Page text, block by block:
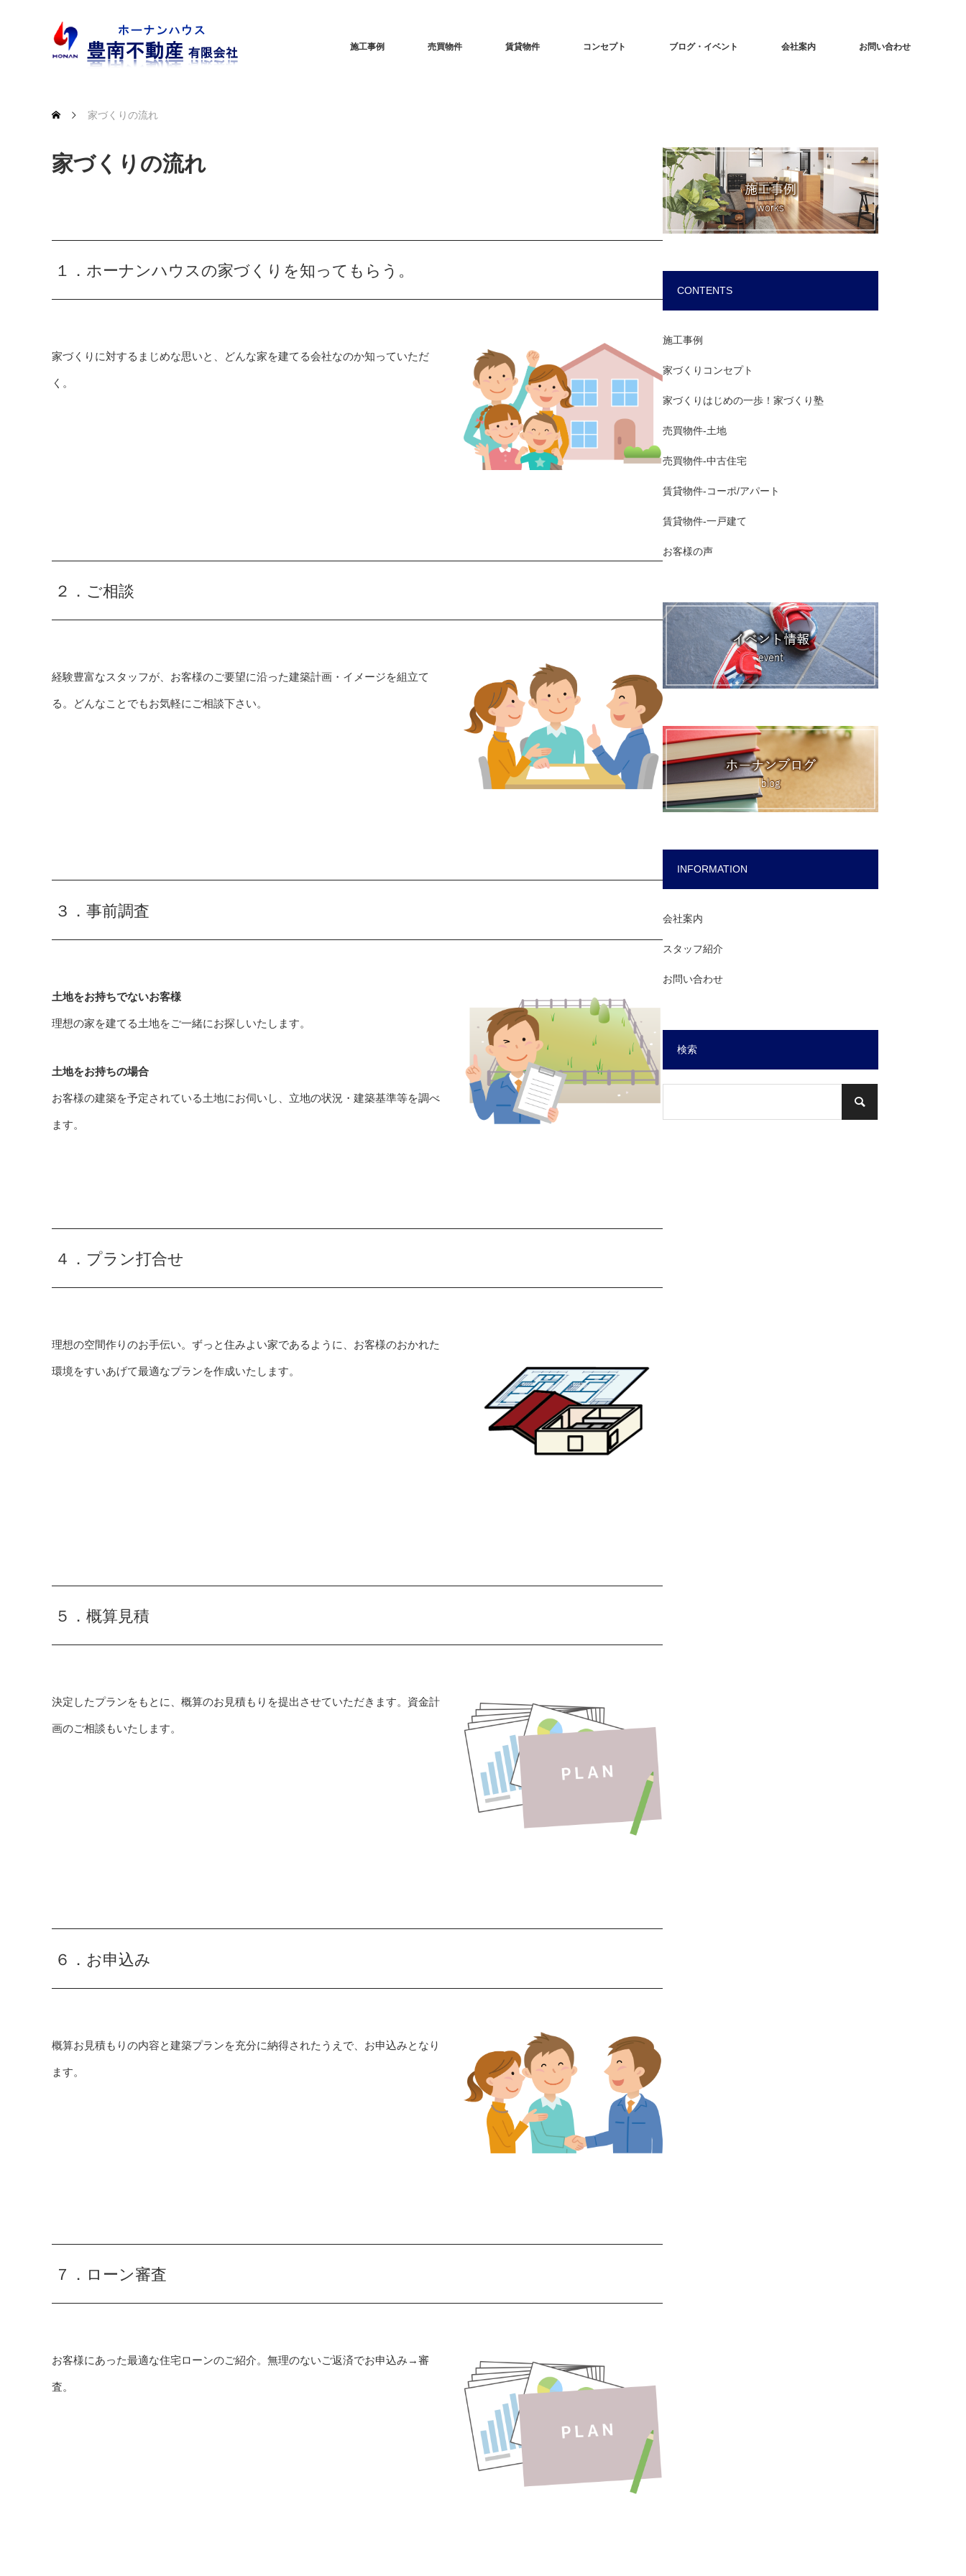
施工事例 売買物件 賃貸物件 コンセプト ブログ・イベント 会社案内 お問い合わせ
家づくりの流れ
家づくりの流れ
１．ホーナンハウスの家づくりを知ってもらう。
家づくりに対するまじめな思いと、どんな家を建てる会社なのか知っていただ
く。
２．ご相談
経験豊富なスタッフが、お客様のご要望に沿った建築計画・イメージを組立て
る。どんなことでもお気軽にご相談下さい。
３．事前調査
土地をお持ちでないお客様
理想の家を建てる土地をご一緒にお探しいたします。
土地をお持ちの場合
お客様の建築を予定されている土地にお伺いし、立地の状況・建築基準等を調べ
ます。
４．プラン打合せ
理想の空間作りのお手伝い。ずっと住みよい家であるように、お客様のおかれた
環境をすいあげて最適なプランを作成いたします。
５．概算見積
決定したプランをもとに、概算のお見積もりを提出させていただきます。資金計
画のご相談もいたします。
６．お申込み
概算お見積もりの内容と建築プランを充分に納得されたうえで、お申込みとなり
ます。
７．ローン審査
お客様にあった最適な住宅ローンのご紹介。無理のないご返済でお申込み→審
査。
CONTENTS
施工事例
家づくりコンセプト
家づくりはじめの一歩！家づくり塾
売買物件-土地
売買物件-中古住宅
賃貸物件-コーポ/アパート
賃貸物件-一戸建て
お客様の声
INFORMATION
会社案内
スタッフ紹介
お問い合わせ
検索